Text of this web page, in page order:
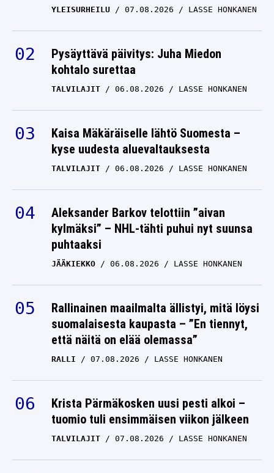
YLEISURHEILU 07.08.2026 LASSE HONKANEN
Pysäyttävä päivitys: Juha Miedon
kohtalo surettaa
TALVILAJIT 06.08.2026 LASSE HONKANEN
Kaisa Mäkäräiselle lähtö Suomesta –
kyse uudesta aluevaltauksesta
TALVILAJIT 06.08.2026 LASSE HONKANEN
Aleksander Barkov telottiin ”aivan
kylmäksi” – NHL-tähti puhui nyt suunsa
puhtaaksi
JÄÄKIEKKO 06.08.2026 LASSE HONKANEN
Rallinainen maailmalta ällistyi, mitä löysi
suomalaisesta kaupasta – ”En tiennyt,
että näitä on elää olemassa”
RALLI 07.08.2026 LASSE HONKANEN
Krista Pärmäkosken uusi pesti alkoi –
tuomio tuli ensimmäisen viikon jälkeen
TALVILAJIT 07.08.2026 LASSE HONKANEN